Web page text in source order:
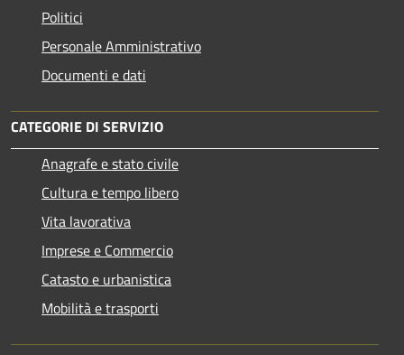
Politici
Personale Amministrativo
Documenti e dati
CATEGORIE DI SERVIZIO
Anagrafe e stato civile
Cultura e tempo libero
Vita lavorativa
Imprese e Commercio
Catasto e urbanistica
Mobilità e trasporti